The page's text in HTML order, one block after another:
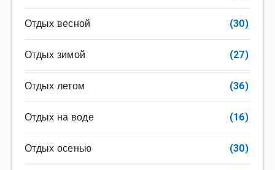
Отдых весной (30)
Отдых зимой (27)
Отдых летом (36)
Отдых на воде (16)
Отдых осенью (30)